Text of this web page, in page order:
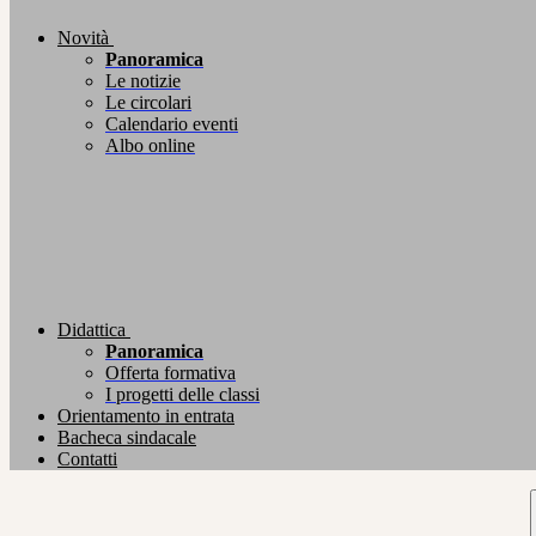
Novità
Panoramica
Le notizie
Le circolari
Calendario eventi
Albo online
Didattica
Panoramica
Offerta formativa
I progetti delle classi
Orientamento in entrata
Bacheca sindacale
Contatti